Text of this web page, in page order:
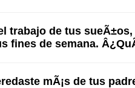
trabajo de tus
fines de semana.
mÃ¡s de tus